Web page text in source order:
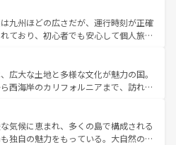
とそれぞれで全く異なる文化を体験で
ろう。 なお、新着のフランス情報はコンテンツ一覧
体験してほしい。 なお、新着の
ンツ一覧を参照してほしい。
力がある。また、優雅なアフタヌーン
にはたまらない英国パブ、サッカー観
こそできる体験も豊富。イギリスを旅
ほしい。
九州ほどの広さだが、運行時刻が正確
ており、初心者でも安心して個人旅行
る町や、スイスならではのユニークな
プス観光だけでなく町歩きも満喫する
の所得が高いため物価も高いが、旅行
を楽しむこともできる。 なお、新
コンテンツ一覧 を参照してほしい。
広大な土地と多様な文化が魅力の国。
西海岸のカリフォルニアまで、訪れる
、観光、ショッピング、エンターテイ
刺激的なスポットだ。一方、アメリカ
がり、グランドキャニオンやイエロー
気候に恵まれ、多くの島で構成される
独自の魅力をもっている。大自然の神